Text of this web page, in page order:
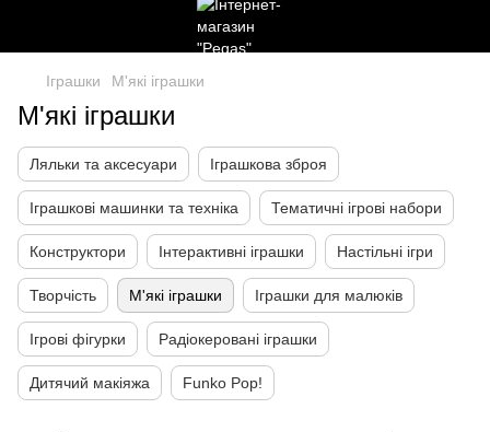
Іграшки М'які іграшки
М'які іграшки
Ляльки та аксесуари Іграшкова зброя
Іграшкові машинки та техніка Тематичні ігрові набори
Конструктори Інтерактивні іграшки Настільні ігри
Творчість М'які іграшки Іграшки для малюків
Ігрові фігурки Радіокеровані іграшки
Дитячий макіяжа Funko Pop!